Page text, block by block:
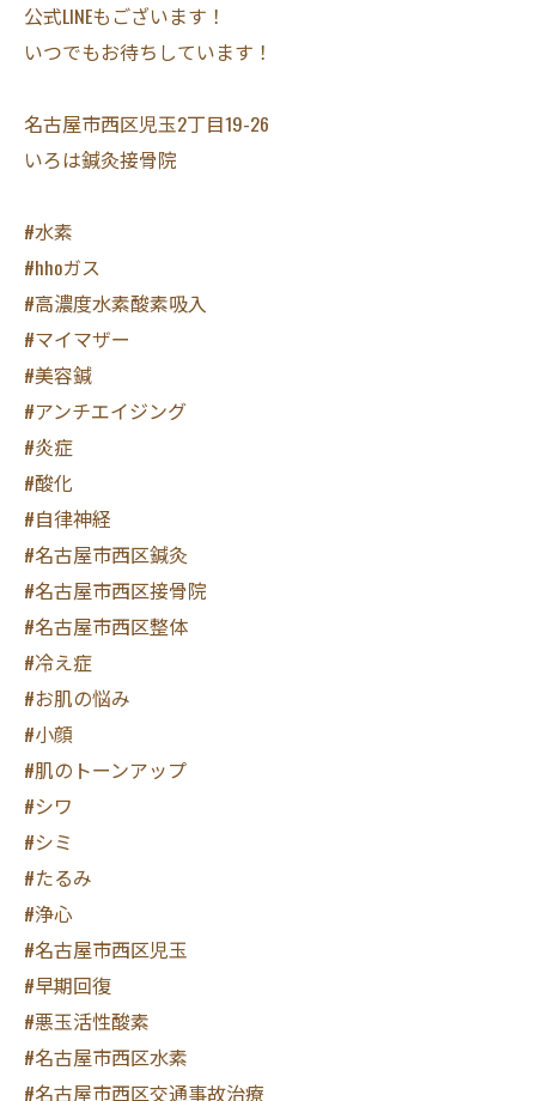
公式LINEもございます！
いつでもお待ちしています！
名古屋市西区児玉2丁目19-26
いろは鍼灸接骨院
#水素
#hhoガス
#高濃度水素酸素吸入
#マイマザー
#美容鍼
#アンチエイジング
#炎症
#酸化
#自律神経
#名古屋市西区鍼灸
#名古屋市西区接骨院
#名古屋市西区整体
#冷え症
#お肌の悩み
#小顔
#肌のトーンアップ
#シワ
#シミ
#たるみ
#浄心
#名古屋市西区児玉
#早期回復
#悪玉活性酸素
#名古屋市西区水素
#名古屋市西区交通事故治療